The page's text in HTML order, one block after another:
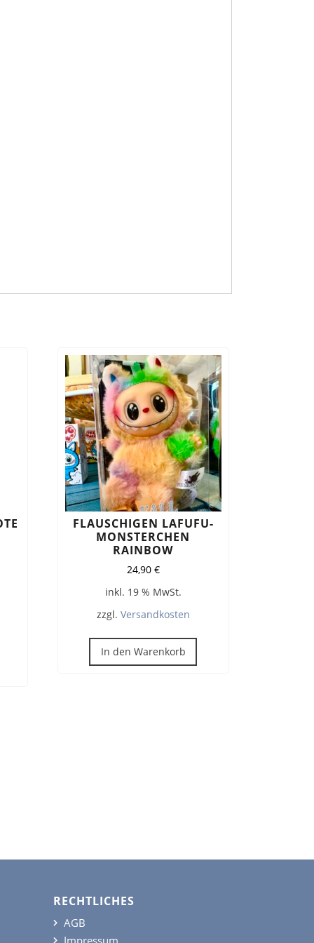
FLAUSCHIGEN LAFUFU-
MONSTERCHEN
RAINBOW
24,90 €
inkl. 19 % MwSt.
zzgl. Versandkosten
In den Warenkorb
RECHTLICHES
AGB